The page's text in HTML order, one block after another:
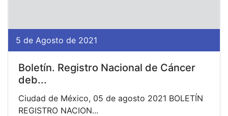
5 de Agosto de 2021
Boletín. Registro Nacional de Cáncer
deb...
Ciudad de México, 05 de agosto 2021 BOLETÍN
REGISTRO NACION...